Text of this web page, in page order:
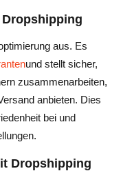
aus. Es
und stellt sicher,
zusammenarbeiten,
anbieten. Dies
bei und
Dropshipping